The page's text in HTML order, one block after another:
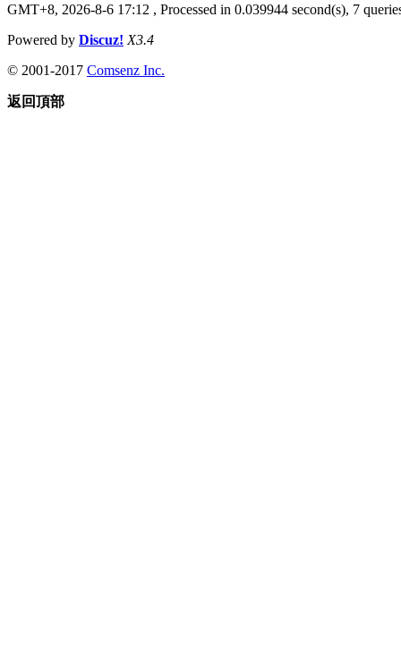
GMT+8, 2026-8-6 17:12 , Processed in 0.039944 second(s), 7
Powered by Discuz! X3.4
© 2001-2017 Comsenz Inc.
返回頂部